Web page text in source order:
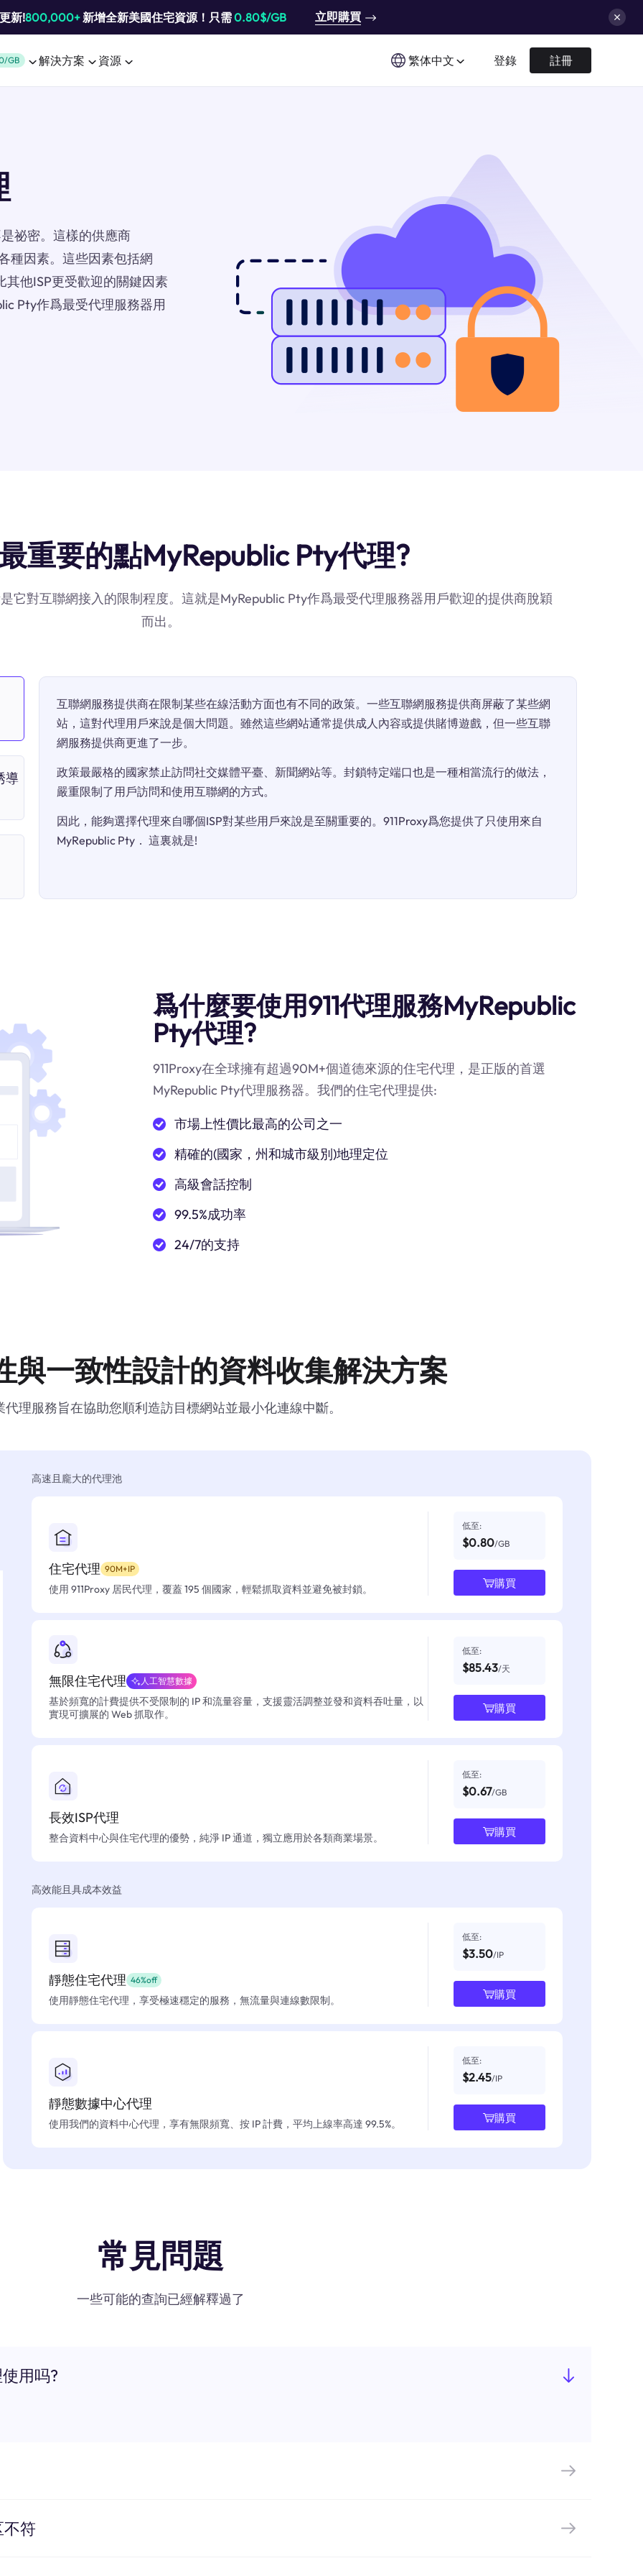
新!800,000+新增全新美國住宅資源！只需0.80$/GB 立即購買
GB 解決方案 資源 繁体中文 登錄 註冊
祕密。這樣的供應商
種因素。這些因素包括網
他ISP更受歡迎的關鍵因素
Pty作爲最受代理服務器用
重要的點MyRepublic Pty代理?
它對互聯網接入的限制程度。這就是MyRepublic Pty作爲最受代理服務器用戶歡迎的提供商脫穎
而出。
導
互聯網服務提供商在限制某些在線活動方面也有不同的政策。一些互聯網服務提供商屏蔽了某些網
站，這對代理用戶來說是個大問題。雖然這些網站通常提供成人內容或提供賭博遊戲，但一些互聯
網服務提供商更進了一步。
政策最嚴格的國家禁止訪問社交媒體平臺、新聞網站等。封鎖特定端口也是一種相當流行的做法，
嚴重限制了用戶訪問和使用互聯網的方式。
因此，能夠選擇代理來自哪個ISP對某些用戶來說是至關重要的。911Proxy爲您提供了只使用來自
MyRepublic Pty． 這裏就是!
爲什麼要使用911代理服務MyRepublic
Pty代理?
911Proxy在全球擁有超過90M+個道德來源的住宅代理，是正版的首選
MyRepublic Pty代理服務器。我們的住宅代理提供:
市場上性價比最高的公司之一
精確的(國家，州和城市級別)地理定位
高級會話控制
99.5%成功率
24/7的支持
與一致性設計的資料收集解決方案
代理服務旨在協助您順利造訪目標網站並最小化連線中斷。
高速且龐大的代理池
住宅代理 90M+IP
使用 911Proxy 居民代理，覆蓋 195 個國家，輕鬆抓取資料並避免被封鎖。
低至:
$0.80/GB
購買
無限住宅代理 人工智慧數據
基於頻寬的計費提供不受限制的 IP 和流量容量，支援靈活調整並發和資料吞吐量，以
實現可擴展的 Web 抓取作。
低至:
$85.43/天
購買
長效ISP代理
整合資料中心與住宅代理的優勢，純淨 IP 通道，獨立應用於各類商業場景。
低至:
$0.67/GB
購買
高效能且具成本效益
靜態住宅代理 46%off
使用靜態住宅代理，享受極速穩定的服務，無流量與連線數限制。
低至:
$3.50/IP
購買
靜態數據中心代理
使用我們的資料中心代理，享有無限頻寬、按 IP 計費，平均上線率高達 99.5%。
低至:
$2.45/IP
購買
常見問題
一些可能的查詢已經解釋過了
用吗?
符